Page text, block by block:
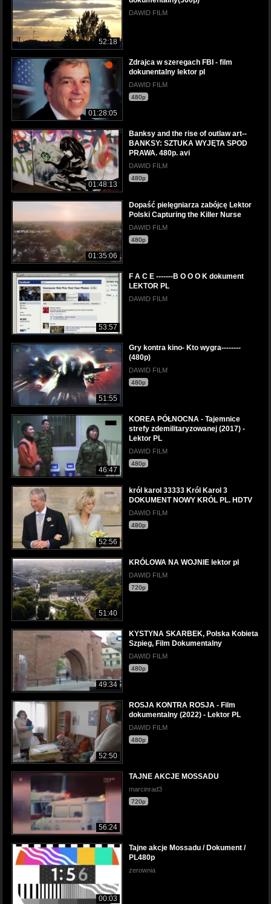
52:18
DAWID FILM
01:28:05
Zdrajca w szeregach FBI - film
dokunentalny lektor pl
DAWID FILM
480p
01:48:13
Banksy and the rise of outlaw art--
BANKSY: SZTUKA WYJĘTA SPOD
PRAWA. 480p. avi
DAWID FILM
480p
01:35:06
Dopaść pielęgniarza zabójcę Lektor
Polski Capturing the Killer Nurse
DAWID FILM
480p
53:57
F A C E -------B O O O K dokument
LEKTOR PL
DAWID FILM
51:55
Gry kontra kino- Kto wygra--------
(480p)
DAWID FILM
480p
46:47
KOREA PÓŁNOCNA - Tajemnice
strefy zdemilitaryzowanej (2017) -
Lektor PL
DAWID FILM
480p
52:56
król karol 33333 Król Karol 3
DOKUMENT NOWY KRÓL PL. HDTV
DAWID FILM
480p
51:40
KRÓLOWA NA WOJNIE lektor pl
DAWID FILM
720p
49:34
KYSTYNA SKARBEK, Polska Kobieta
Szpieg, Film Dokumentalny
DAWID FILM
480p
52:50
ROSJA KONTRA ROSJA - Film
dokumentalny (2022) - Lektor PL
DAWID FILM
480p
56:24
TAJNE AKCJE MOSSADU
marcinrad3
720p
00:03
Tajne akcje Mossadu / Dokument /
PL480p
zerownia